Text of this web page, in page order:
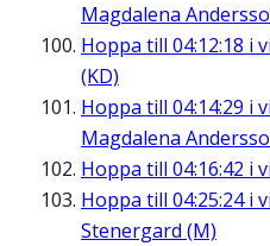
Magdalena
Hoppa till 04:12:18 i
(KD)
Hoppa till 04:14:29 i
Magdalena
Hoppa till 04:16:42 i
Hoppa till 04:25:24i
Stenergard (M)